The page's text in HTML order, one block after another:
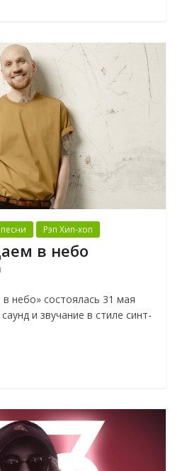
Рэп Хип-хоп
в небо
небо» состоялась 31 мая
и звучание в стиле синт-